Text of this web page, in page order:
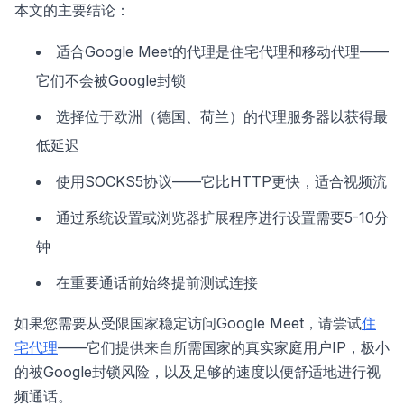
本文的主要结论：
适合Google Meet的代理是住宅代理和移动代理——
它们不会被Google封锁
选择位于欧洲（德国、荷兰）的代理服务器以获得最
低延迟
使用SOCKS5协议——它比HTTP更快，适合视频流
通过系统设置或浏览器扩展程序进行设置需要5-10分
钟
在重要通话前始终提前测试连接
如果您需要从受限国家稳定访问Google Meet，请尝试住
宅代理——它们提供来自所需国家的真实家庭用户IP，极小
的被Google封锁风险，以及足够的速度以便舒适地进行视
频通话。